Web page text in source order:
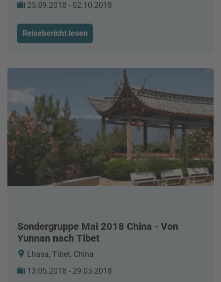
25.09.2018 - 02.10.2018
Reisebericht lesen
Sondergruppe Mai 2018 China - Von
Yunnan nach Tibet
Lhasa, Tibet, China
13.05.2018 - 29.05.2018